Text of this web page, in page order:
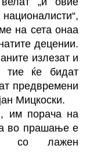
на сета онаа
децении.
излезат и
тие ќе бидат
предвремени
Мицкоски.
им порача на
во прашање е
со лажен